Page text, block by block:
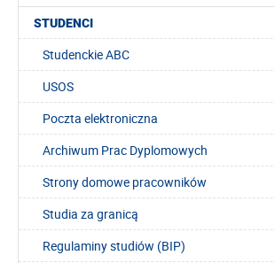
STUDENCI
Studenckie ABC
USOS
Poczta elektroniczna
Archiwum Prac Dyplomowych
Strony domowe pracowników
Studia za granicą
Regulaminy studiów (BIP)